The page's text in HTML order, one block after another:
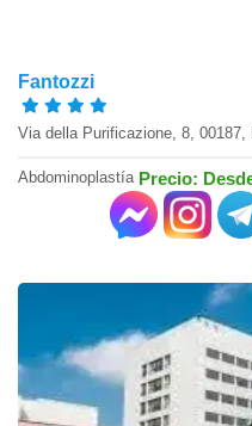
Fantozzi
Via della Purificazione, 8, 00187,
Abdominoplastía Precio: